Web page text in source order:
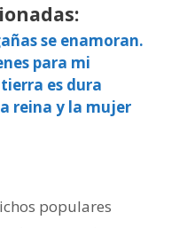
se enamoran.
para mi
es dura
reina y la mujer
populares